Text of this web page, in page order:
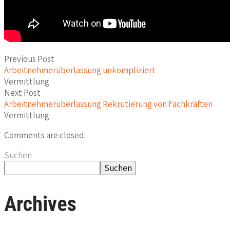
Previous Post
Arbeitnehmerüberlassung unkompliziert
Vermittlung
Next Post
Arbeitnehmerüberlassung Rekrutierung von Fachkräften
Vermittlung
Comments are closed.
Suchen
Suchen
Archives